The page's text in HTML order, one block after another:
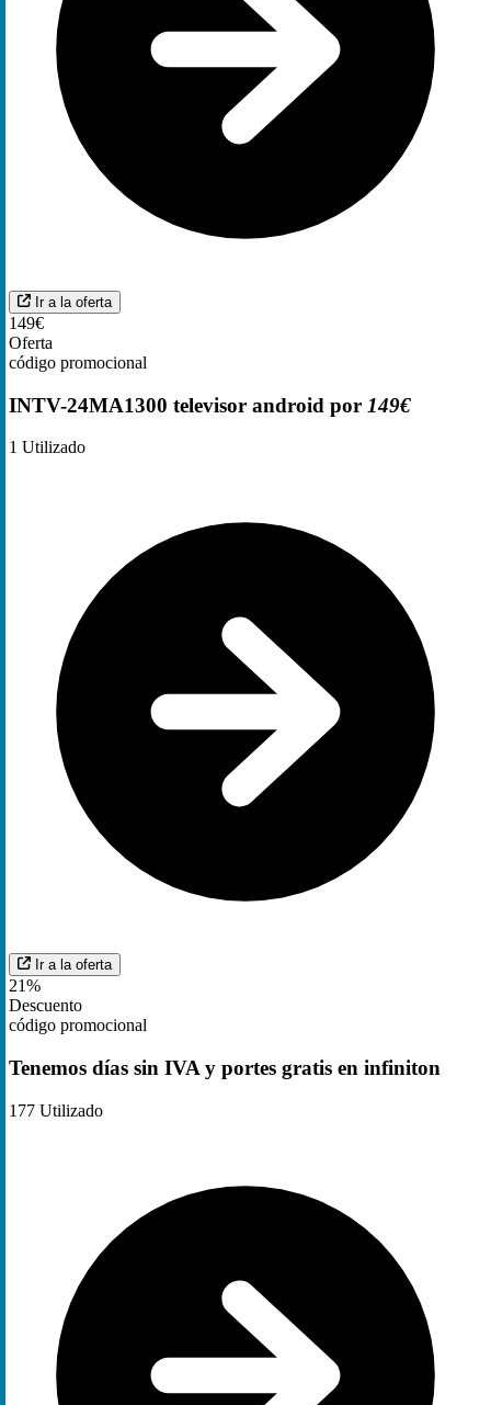
Ir a la oferta
149€
Oferta
código promocional
INTV-24MA1300 televisor android por 149€
1 Utilizado
Ir a la oferta
21%
Descuento
código promocional
Tenemos días sin IVA y portes gratis en infiniton
177 Utilizado